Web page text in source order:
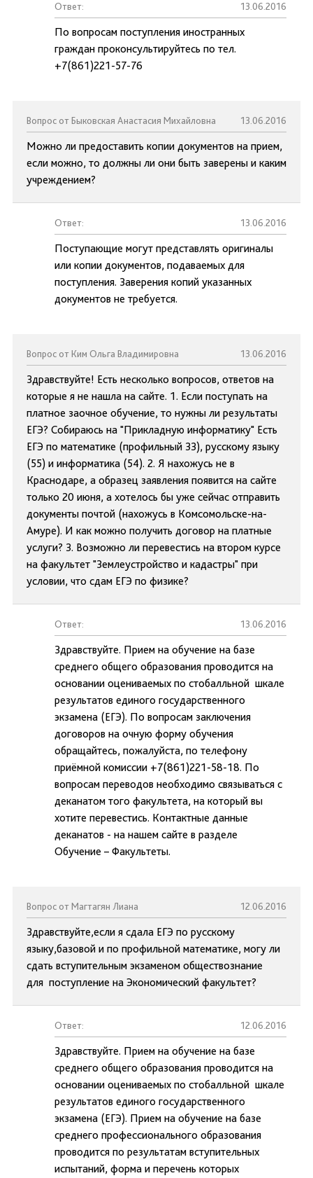
Ответ: 13.06.2016
По вопросам поступления иностранных
граждан проконсультируйтесь по тел.
+7(861)221-57-76
Вопрос от Быковская Анастасия Михайловна 13.06.2016
Можно ли предоставить копии документов на прием,
если можно, то должны ли они быть заверены и каким
учреждением?
Ответ: 13.06.2016
Поступающие могут представлять оригиналы
или копии документов, подаваемых для
поступления. Заверения копий указанных
документов не требуется.
Вопрос от Ким Ольга Владимировна 13.06.2016
Здравствуйте! Есть несколько вопросов, ответов на
которые я не нашла на сайте. 1. Если поступать на
платное заочное обучение, то нужны ли результаты
ЕГЭ? Собираюсь на "Прикладную информатику" Есть
ЕГЭ по математике (профильный 33), русскому языку
(55) и информатика (54). 2. Я нахожусь не в
Краснодаре, а образец заявления появится на сайте
только 20 июня, а хотелось бы уже сейчас отправить
документы почтой (нахожусь в Комсомольске-на-
Амуре). И как можно получить договор на платные
услуги? 3. Возможно ли перевестись на втором курсе
на факультет "Землеустройство и кадастры" при
условии, что сдам ЕГЭ по физике?
Ответ: 13.06.2016
Здравствуйте. Прием на обучение на базе
среднего общего образования проводится на
основании оцениваемых по стобалльной шкале
результатов единого государственного
экзамена (ЕГЭ). По вопросам заключения
договоров на очную форму обучения
обращайтесь, пожалуйста, по телефону
приёмной комиссии +7(861)221-58-18. По
вопросам переводов необходимо связываться с
деканатом того факультета, на который вы
хотите перевестись. Контактные данные
деканатов - на нашем сайте в разделе
Обучение – Факультеты.
Вопрос от Магтагян Лиана 12.06.2016
Здравствуйте,если я сдала ЕГЭ по русскому
языку,базовой и по профильной математике, могу ли
сдать вступительным экзаменом обществознание
для поступление на Экономический факультет?
Ответ: 12.06.2016
Здравствуйте. Прием на обучение на базе
среднего общего образования проводится на
основании оцениваемых по стобалльной шкале
результатов единого государственного
экзамена (ЕГЭ). Прием на обучение на базе
среднего профессионального образования
проводится по результатам вступительных
испытаний, форма и перечень которых